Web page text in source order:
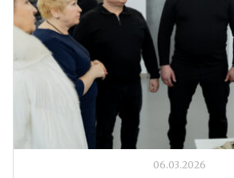
06.03.2026